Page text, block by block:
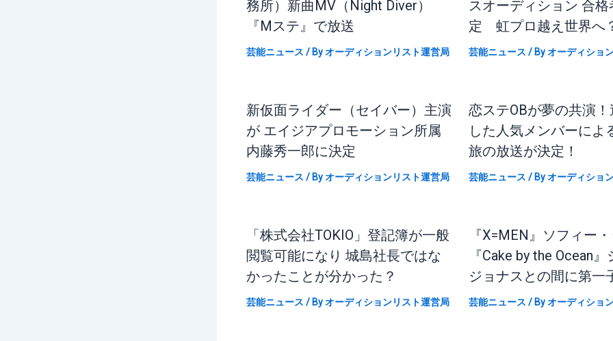
務所）新曲MV（Night Diver）
『Mステ』で放送
芸能ニュース / Byオーディションリスト運営局
スオーディション 合格
定 虹プロ越え世界へ
芸能ニュース / Byオーディショ
新仮面ライダー（セイバー）主演
が エイジアプロモーション所属
内藤秀一郎に決定
芸能ニュース / Byオーディションリスト運営局
恋ステOBが夢の共演
した人気メンバーによ
旅の放送が決定！
芸能ニュース / Byオーディショ
「株式会社TOKIO」登記簿が一般
閲覧可能になり 城島社長ではな
かったことが分かった？
芸能ニュース / Byオーディションリスト運営局
『X=MEN』ソフィー
『Cake by the Ocean
ジョナスとの間に第一
芸能ニュース / Byオーディショ